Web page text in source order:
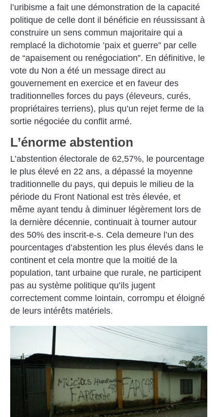
l’uribisme a fait une démonstration de la capacité
politique de celle dont il bénéficie en réussissant à
construire un sens commun majoritaire qui a
remplacé la dichotomie ’paix et guerre” par celle
de “apaisement ou renégociation”. En définitive, le
vote du Non a été un message direct au
gouvernement en exercice et en faveur des
traditionnelles forces du pays (éleveurs, curés,
propriétaires terriens), plus qu’un rejet ferme de la
sortie négociée du conflit armé.
L’énorme abstention
L’abstention électorale de 62,57%, le pourcentage
le plus élevé en 22 ans, a dépassé la moyenne
traditionnelle du pays, qui depuis le milieu de la
période du Front National est très élevée, et
même ayant tendu à diminuer légèrement lors de
la dernière décennie, continuait à tourner autour
des 50% des inscrit-e-s. Cela demeure l’un des
pourcentages d’abstention les plus élevés dans le
continent et cela montre que la moitié de la
population, tant urbaine que rurale, ne participent
pas au système politique qu’ils jugent
correctement comme lointain, corrompu et éloigné
de leurs intérêts matériels.